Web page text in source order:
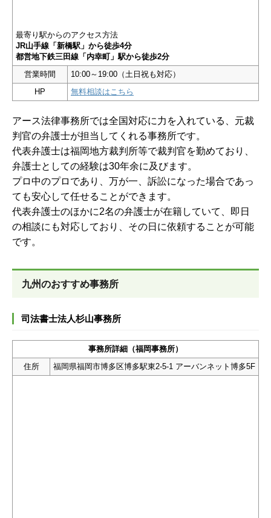
最寄り駅からのアクセス方法
JR山手線「新橋駅」から徒歩4分
都営地下鉄三田線「内幸町」駅から徒歩2分
営業時間
10:00～19:00（土日祝も対応）
HP
無料相談はこちら
アース法律事務所では全国対応に力を入れている、元裁
判官の弁護士が担当してくれる事務所です。
代表弁護士は福岡地方裁判所等で裁判官を勤めており、
弁護士としての経験は30年余に及びます。
プロ中のプロであり、万が一、訴訟になった場合であっ
ても安心して任せることができます。
代表弁護士のほかに2名の弁護士が在籍していて、即日
の相談にも対応しており、その日に依頼することが可能
です。
九州のおすすめ事務所
司法書士法人杉山事務所
事務所詳細（福岡事務所）
住所
福岡県福岡市博多区博多駅東2-5-1 アーバンネット博多5F